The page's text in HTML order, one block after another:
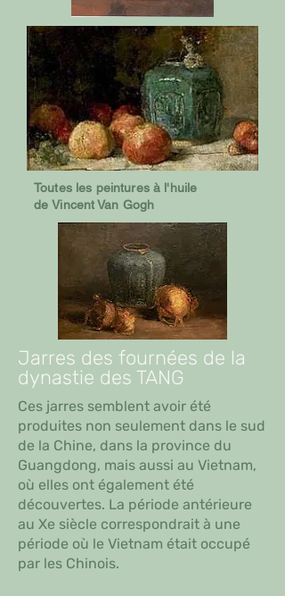
Toutes les peintures à l'huile
deVincentVan Gogh
Jarres des fournées de la
dynastie des TANG
Ces jarres semblent avoir été
produites non seulement dans le sud
de la Chine, dans la province du
Guangdong, mais aussi au Vietnam,
où elles ont également été
découvertes. La période antérieure
au Xe siècle correspondrait à une
période où le Vietnam était occupé
par les Chinois.